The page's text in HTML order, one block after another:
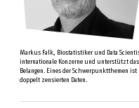
Markus Falk, Biostatistiker und Data
internationale Konzerne und unterstützt
Belangen. Eines der Schwerpunktthemen
doppelt zensierten Daten.